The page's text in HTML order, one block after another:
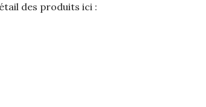
des produits ici :